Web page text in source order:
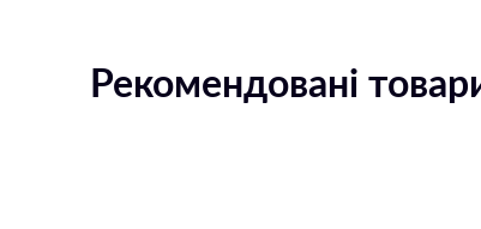
Рекомендовані